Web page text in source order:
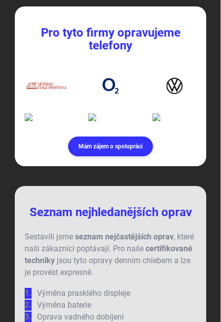
Pro tyto firmy opravujeme
telefony
Mám zájem o spolupráci
Seznam nejhledanějších oprav
Sestavili jsme seznam nejčastějších oprav, které
naši zákazníci poptávají. Pro naše certifikované
techniky jsou tyto opravy denním chlebem a lze
je provést expresně.
Výměna prasklého displeje
Výměna baterie
Oprava vadného dobíjení